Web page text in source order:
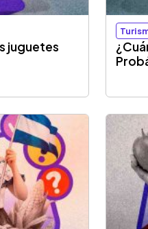
juguetes